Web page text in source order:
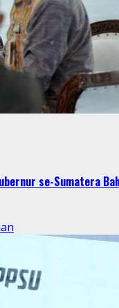
se-Sumatera